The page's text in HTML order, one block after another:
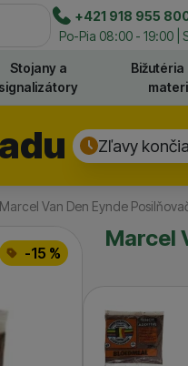
Hľadať
+421 918 955
Po-Pia 08:00 - 19:00 |
Stojany a
signalizátory
Bižutéria
Zľavy
Marcel Van Den Eynde
Marcel
-15 %